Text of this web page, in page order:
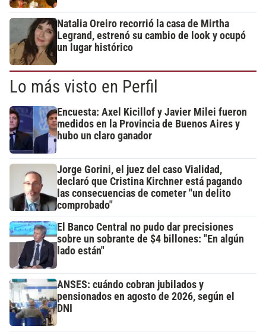
Natalia Oreiro recorrió la casa de Mirtha
Legrand, estrenó su cambio de look y ocupó
un lugar histórico
Lo más visto en Perfil
Encuesta: Axel Kicillof y Javier Milei fueron
medidos en la Provincia de Buenos Aires y
hubo un claro ganador
Jorge Gorini, el juez del caso Vialidad,
declaró que Cristina Kirchner está pagando
las consecuencias de cometer "un delito
comprobado"
El Banco Central no pudo dar precisiones
sobre un sobrante de $4 billones: "En algún
lado están"
ANSES: cuándo cobran jubilados y
pensionados en agosto de 2026, según el
DNI